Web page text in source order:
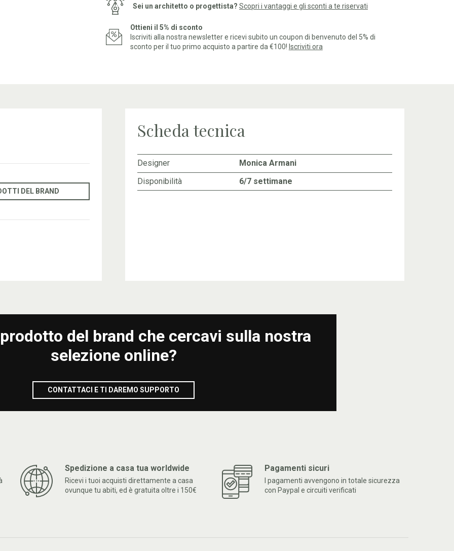
Sei un architetto o progettista? Scopri i vantaggi e gli sconti a te riservati
Ottieni il 5% di sconto
Iscriviti alla nostra newsletter e ricevi subito un coupon di benvenuto del 5% di
sconto per il tuo primo acquisto a partire da €100! Iscriviti ora
DEL BRAND
Scheda tecnica
Designer
Monica Armani
Disponibilità
6/7 settimane
del brand che cercavi sulla nostra
selezione online?
CONTATTACI E TI DAREMO SUPPORTO
Spedizione a casa tua worldwide
Ricevi i tuoi acquisti direttamente a casa
ovunque tu abiti, ed è gratuita oltre i 150€
Pagamenti sicuri
I pagamenti avvengono in totale sicurezza
con Paypal e circuiti verificati